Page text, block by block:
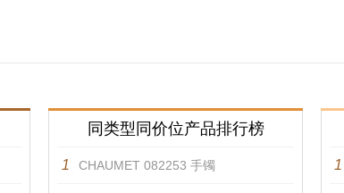
同类型同价位产品排行榜
1 CHAUMET 082253 手镯 1